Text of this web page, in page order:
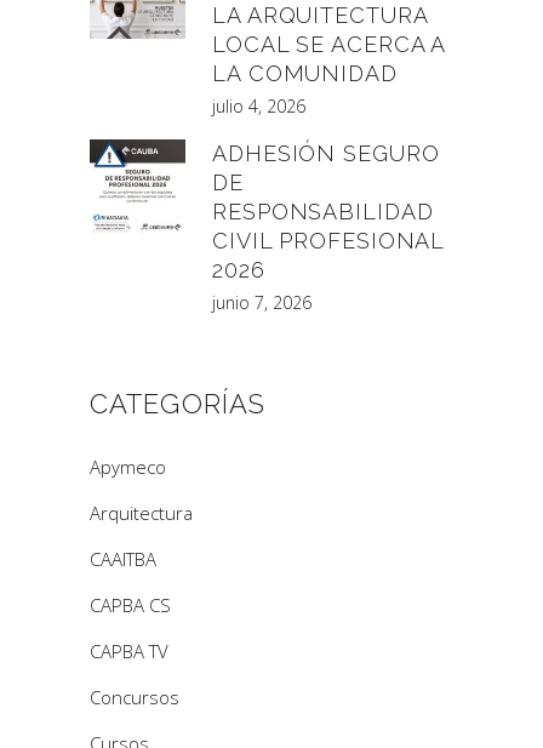
LA ARQUITECTURA
LOCAL SE ACERCA A
LA COMUNIDAD
julio 4, 2026
ADHESIÓN SEGURO
DE
RESPONSABILIDAD
CIVIL PROFESIONAL
2026
junio 7, 2026
CATEGORÍAS
Apymeco
Arquitectura
CAAITBA
CAPBA CS
CAPBA TV
Concursos
Cursos